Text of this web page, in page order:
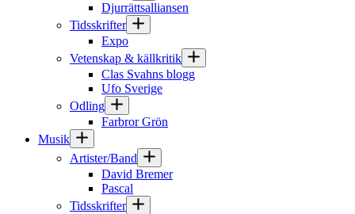
Djurrättsalliansen
Tidsskrifter
Expo
Vetenskap & källkritik
Clas Svahns blogg
Ufo Sverige
Odling
Farbror Grön
Musik
Artister/Band
David Bremer
Pascal
Tidsskrifter